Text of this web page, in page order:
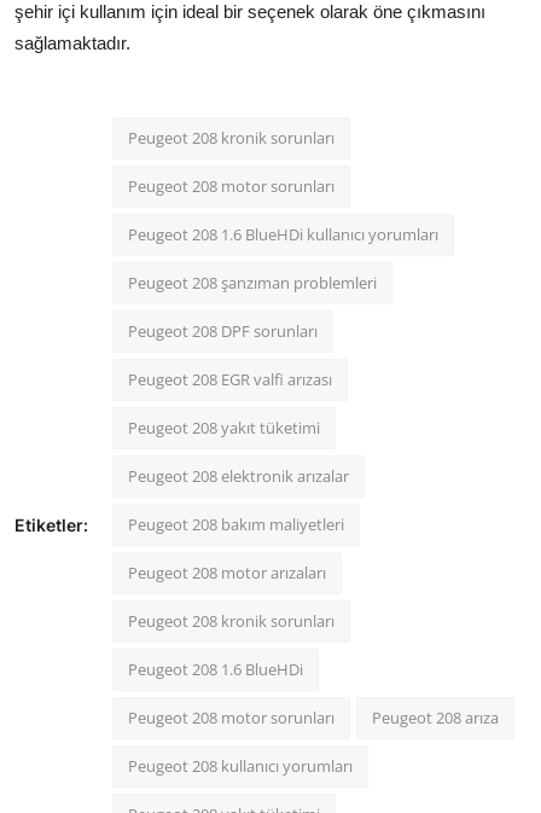
şehir içi kullanım için ideal bir seçenek olarak öne çıkmasını
sağlamaktadır.
Etiketler:
Peugeot 208 kronik sorunları
Peugeot 208 motor sorunları
Peugeot 208 1.6 BlueHDi kullanıcı yorumları
Peugeot 208 şanzıman problemleri
Peugeot 208 DPF sorunları
Peugeot 208 EGR valfi arızası
Peugeot 208 yakıt tüketimi
Peugeot 208 elektronik arızalar
Peugeot 208 bakım maliyetleri
Peugeot 208 motor arızaları
Peugeot 208 kronik sorunları
Peugeot 208 1.6 BlueHDi
Peugeot 208 motor sorunları Peugeot 208 arıza
Peugeot 208 kullanıcı yorumları